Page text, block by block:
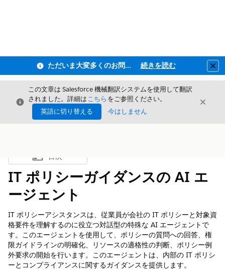
ただいま大変多くのお問い合わせをいただいており、ご連絡までにお時間を頂戴しております 続きを読む
閉じる
この文章は Salesforce 機械翻訳システムを使用して翻訳
されました。詳細はこちら をご参照ください。
英語に切り替える
今はしません
閉じる
目次を表示
目次
IT ポリシーガイダンスの AI エ
ージェント
IT ポリシーアシスタンスは、従業員が会社の IT ポリシーと対象資
格要件を理解するのに役立つ対話型の特殊な AI エージェントで
す。このエージェントを使用して、ポリシーの質問への回答、権
限ガイドラインの明確化、リソースの適格性の判断、ポリシー例
外要求の開始を行います。このエージェントは、内部の IT ポリシ
ーとコンプライアンスに関するガイダンスを提供します。